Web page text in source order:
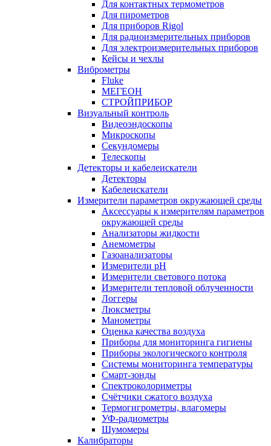
Для контактных термометров
Для пирометров
Для приборов Rigol
Для радиоизмерительных приборов
Для электроизмерительных приборов
Кейсы и чехлы
Виброметры
Fluke
МЕГЕОН
СТРОЙПРИБОР
Визуальный контроль
Видеоэндоскопы
Микроскопы
Секундомеры
Телескопы
Детекторы и кабелеискатели
Детекторы
Кабелеискатели
Измерители параметров окружающей среды
Аксессуары к измерителям параметров
окружающей среды
Анализаторы жидкости
Анемометры
Газоанализаторы
Измерители pH
Измерители светового потока
Измерители тепловой облученности
Логгеры
Люксметры
Манометры
Оценка качества воздуха
Приборы для мониторинга гигиены
Приборы экологического контроля
Системы мониторинга температуры
Смарт-зонды
Спектроколориметры
Счётчики сжатого воздуха
Термогигрометры, влагомеры
УФ-радиометры
Шумомеры
Калибраторы